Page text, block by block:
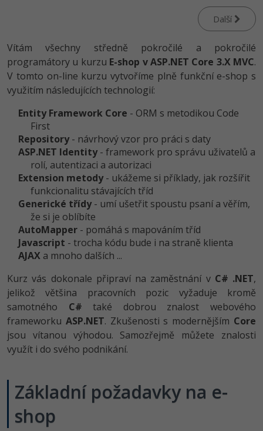
UML a návrhové vzory
React
Django
Best practices
HTML / CSS
UML a návrhové vzory
SQLite
Tester
Systémový administrátor
Grafik / UX/UI návrhář
3D grafik
Projektový manažer
Databázový analytik
Copywriter
WordPress specialista
SEO specialista
Swift -80%
Kotlin -80%
C -80%
VB.NET
SQL
Návrh SW -80%
Algoritmy -41%
Umělá inteligence (AI)
Pro děti
Více
Fórum
Testování softwaru
Kurzy designu
Další
Vítám všechny středně pokročilé a pokročilé
programátory u kurzu E-shop v ASP.NET Core 3.X MVC.
V tomto on-line kurzu vytvoříme plně funkční e-shop s
využitím následujících technologií:
Entity Framework Core - ORM s metodikou Code
First
Repository- návrhový vzor pro práci s daty
ASP.NET Identity- framework pro správu uživatelů a
rolí, autentizaci a autorizaci
Extension metody- ukážeme si příklady, jak rozšířit
funkcionalitu stávajících tříd
Generické třídy- umí ušetřit spoustu psaní a věřím,
že si je oblíbíte
AutoMapper - pomáhá s mapováním tříd
Javascript - trocha kódu bude i na straně klienta
AJAX a mnoho dalších ...
Kurz vás dokonale připraví na zaměstnání v C# .NET,
jelikož většina pracovních pozic vyžaduje kromě
samotného C# také dobrou znalost webového
frameworku ASP.NET. Zkušenosti s modernějším Core
jsou vítanou výhodou. Samozřejmě můžete znalosti
využít i do svého podnikání.
Základní požadavky na e-
shop